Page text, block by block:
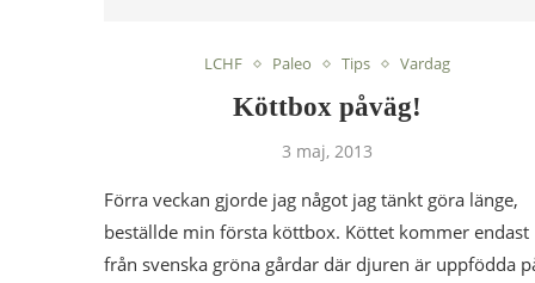
LCHF Paleo Tips Vardag
Köttbox påväg!
3 maj, 2013
Förra veckan gjorde jag något jag tänkt göra länge,
beställde min första köttbox. Köttet kommer endast
från svenska gröna gårdar där djuren är uppfödda